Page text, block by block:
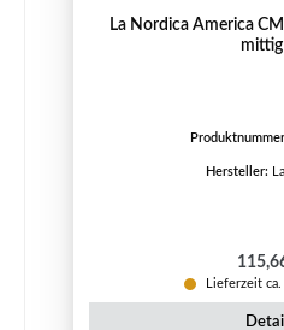
La Nordica America
Hersteller:
Lieferzeit